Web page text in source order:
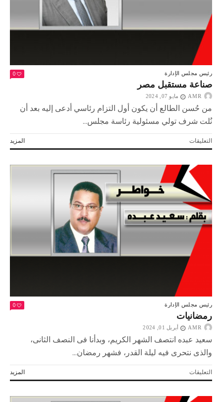
رئيس مجلس الإدارة 0
صناعة مستقبل مصر
AMR مايو 07, 2024
من حُسن الطالع أن يكون أول التزام رئاسي أدعى إليه بعد أن
نُلت شرف تولي مسئولية رئاسة مجلس...
المزيد التعليقاتعلى
صناعة
مصر
مغلقة
رئيس مجلس الإدارة 0
رمضانيات
AMR أبريل 01, 2024
سعيد عبده انتصف الشهر الكريم، وبدأنا فى النصف الثانى،
والذى نتحرى فيه ليلة القدر، فشهر رمضان...
المزيد التعليقاتعلى
رمضانيات